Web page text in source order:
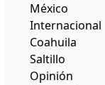
México
Internacional
Coahuila
Saltillo
Opinión